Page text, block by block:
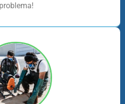
problema!